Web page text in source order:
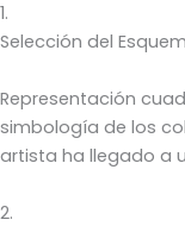
1.
Selección del
Representación
simbología de los
artista ha llegado a
2.